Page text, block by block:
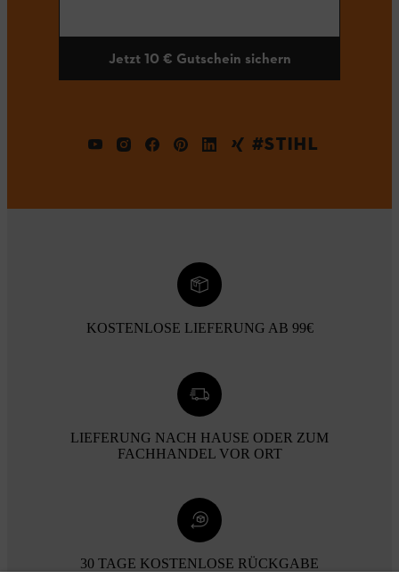
Jetzt 10 € Gutschein sichern
#STIHL
KOSTENLOSE LIEFERUNG AB 99€
LIEFERUNG NACH HAUSE ODER ZUM
FACHHANDEL VOR ORT
30 TAGE KOSTENLOSE RÜCKGABE